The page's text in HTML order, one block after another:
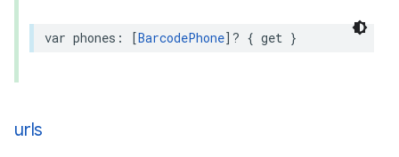
var phones : [BarcodePhone]? { get }
urls